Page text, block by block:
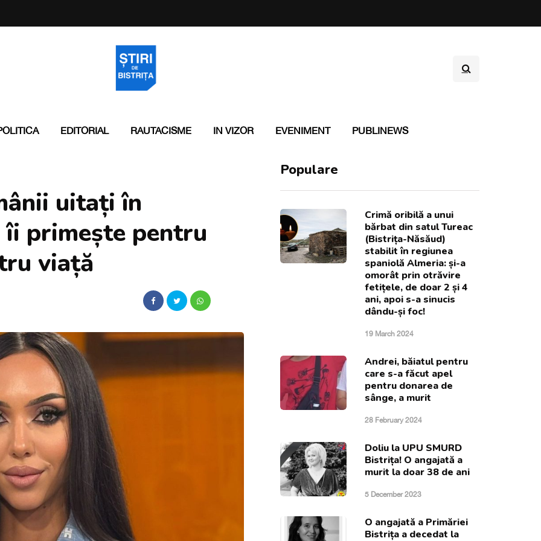
EDITORIAL RAUTACISME IN VIZOR EVENIMENT PUBLINEWS
uitați în
primește pentru
viață
Populare
Crimă oribilă a unui
bărbat din satul Tureac
(Bistrița-Năsăud)
stabilit în regiunea
spaniolă Almeria: și-a
omorât prin otrăvire
fetițele, de doar 2 și 4
ani, apoi s-a sinucis
dându-și foc!
19 March 2024
Andrei, băiatul pentru
care s-a făcut apel
pentru donarea de
sânge, a murit
28 February 2024
Doliu la UPU SMURD
Bistrița! O angajată a
murit la doar 38 de ani
5 December 2023
O angajată a Primăriei
Bistrița a decedat la